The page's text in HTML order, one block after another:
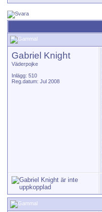
Gabriel Knight
Väderpojke
Inlägg: 510
Reg.datum: Jul 2008